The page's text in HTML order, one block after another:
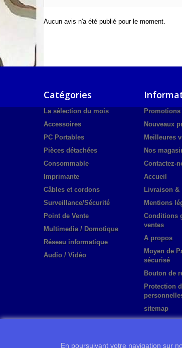
Aucun avis n'a été publié pour le moment.
Catégories
La sélection du mois
Accessoires
PC Portables
Pièces détachées
Consommable
Imprimante
Câbles et cordons
Surveillance/Sécurité
Point de Vente
Multimedia / Domotique
Réseau informatique
Audio / Vidéo
Promotions
Nouveaux
Meilleures
Nos
Contactez-
Accueil
Livraison &
Mentions
Conditions
ventes
A propos
Moyen de
sécurisé
Bouton de
Protection
sitemap
En poursuivant votre navigation sur